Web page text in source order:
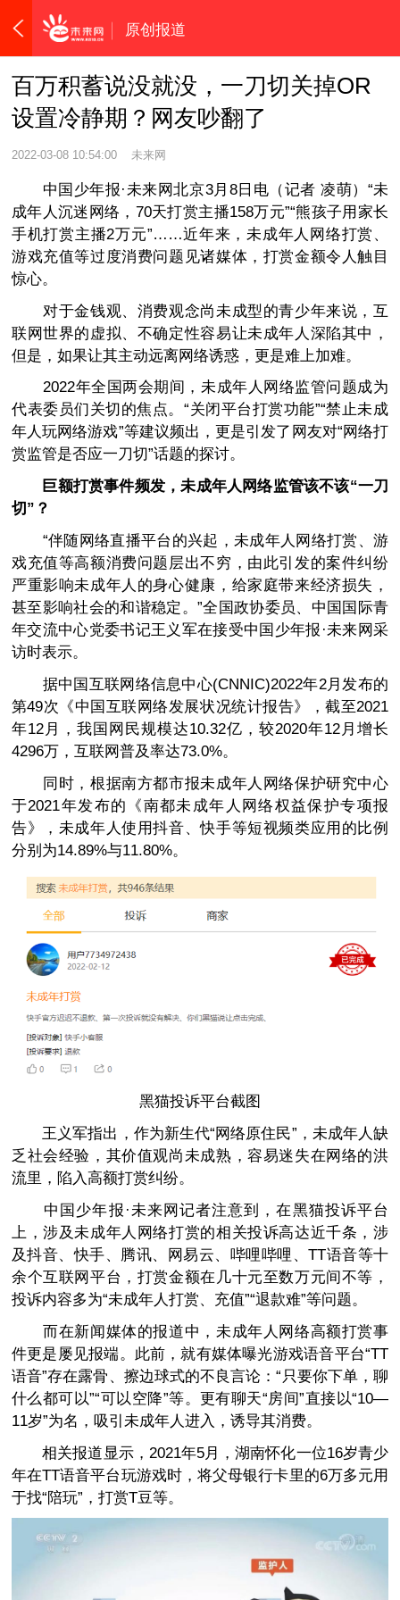
原创报道
百万积蓄说没就没，一刀切关掉OR
设置冷静期？网友吵翻了
2022-03-08 10:54:00 未来网
中国少年报·未来网北京3月8日电（记者 凌萌）“未
成年人沉迷网络，70天打赏主播158万元”“熊孩子用家长
手机打赏主播2万元”……近年来，未成年人网络打赏、
游戏充值等过度消费问题见诸媒体，打赏金额令人触目
惊心。
对于金钱观、消费观念尚未成型的青少年来说，互
联网世界的虚拟、不确定性容易让未成年人深陷其中，
但是，如果让其主动远离网络诱惑，更是难上加难。
2022年全国两会期间，未成年人网络监管问题成为
代表委员们关切的焦点。“关闭平台打赏功能”“禁止未成
年人玩网络游戏”等建议频出，更是引发了网友对“网络打
赏监管是否应一刀切”话题的探讨。
巨额打赏事件频发，未成年人网络监管该不该“一刀
切”？
“伴随网络直播平台的兴起，未成年人网络打赏、游
戏充值等高额消费问题层出不穷，由此引发的案件纠纷
严重影响未成年人的身心健康，给家庭带来经济损失，
甚至影响社会的和谐稳定。”全国政协委员、中国国际青
年交流中心党委书记王义军在接受中国少年报·未来网采
访时表示。
据中国互联网络信息中心(CNNIC)2022年2月发布的
第49次《中国互联网络发展状况统计报告》，截至2021
年12月，我国网民规模达10.32亿，较2020年12月增长
4296万，互联网普及率达73.0%。
同时，根据南方都市报未成年人网络保护研究中心
于2021年发布的《南都未成年人网络权益保护专项报
告》，未成年人使用抖音、快手等短视频类应用的比例
分别为14.89%与11.80%。
黑猫投诉平台截图
王义军指出，作为新生代“网络原住民”，未成年人缺
乏社会经验，其价值观尚未成熟，容易迷失在网络的洪
流里，陷入高额打赏纠纷。
中国少年报·未来网记者注意到，在黑猫投诉平台
上，涉及未成年人网络打赏的相关投诉高达近千条，涉
及抖音、快手、腾讯、网易云、哔哩哔哩、TT语音等十
余个互联网平台，打赏金额在几十元至数万元间不等，
投诉内容多为“未成年人打赏、充值”“退款难”等问题。
而在新闻媒体的报道中，未成年人网络高额打赏事
件更是屡见报端。此前，就有媒体曝光游戏语音平台“TT
语音”存在露骨、擦边球式的不良言论：“只要你下单，聊
什么都可以”“可以空降”等。更有聊天“房间”直接以“10—
11岁”为名，吸引未成年人进入，诱导其消费。
相关报道显示，2021年5月，湖南怀化一位16岁青少
年在TT语音平台玩游戏时，将父母银行卡里的6万多元用
于找“陪玩”，打赏T豆等。